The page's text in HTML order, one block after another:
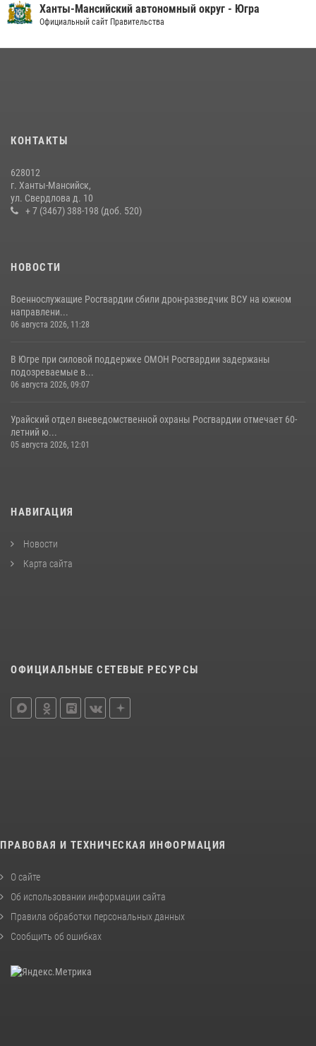
16 июля 2026, 04:54 4
29 июля 2026, 09:54
святого равноапостольного князя Владимира
28 июля 2026, 09:15
Ханты-Мансийский автономный округ - Югра
Официальный сайт Правительства
КОНТАКТЫ
628012
г. Ханты-Мансийск,
ул. Свердлова д. 10
+ 7 (3467) 388-198 (доб. 520)
НОВОСТИ
Военнослужащие Росгвардии сбили дрон-разведчик ВСУ на южном
направлени...
06 августа 2026, 11:28
В Югре при силовой поддержке ОМОН Росгвардии задержаны
подозреваемые в...
06 августа 2026, 09:07
Урайский отдел вневедомственной охраны Росгвардии отмечает 60-
летний ю...
05 августа 2026, 12:01
НАВИГАЦИЯ
Новости
Карта сайта
ОФИЦИАЛЬНЫЕ СЕТЕВЫЕ РЕСУРСЫ
ПРАВОВАЯ И ТЕХНИЧЕСКАЯ ИНФОРМАЦИЯ
О сайте
Об использовании информации сайта
Правила обработки персональных данных
Сообщить об ошибках